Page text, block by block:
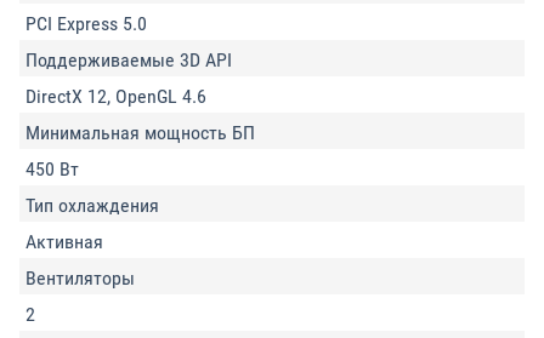
PCI Express 5.0
Поддерживаемые 3D API
DirectX 12, OpenGL 4.6
Минимальная мощность БП
450 Вт
Тип охлаждения
Активная
Вентиляторы
2